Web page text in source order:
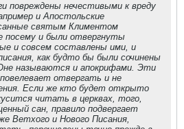
повреждены нечестивыми к вреду
и Апостольские
святым Климентом
посему и были отвергнуты
и совсем составлены ими, и
как будто бы были сочинены
называются и апокрифами. Эти
отвергать и не
Если же кто будет открыто
читать в церквах, того,
сан, правило подвергает
Ветхого и Нового Писания,